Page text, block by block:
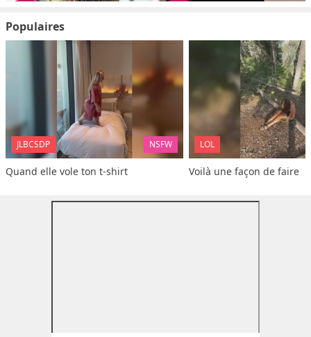
Populaires
JLBCSDP NSFW
Quand elle vole ton t-shirt
LOL
Voilà une façon de faire